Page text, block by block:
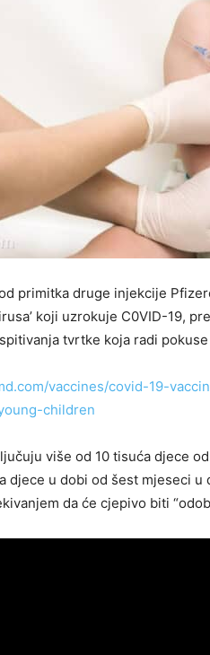
primitka druge injekcije
koji uzrokuje C0VID-19,
tvrtke koja radi
vaccines/covid-19-
children
više od 10 tisuća djece
djece u dobi od šest mjeseci
da će cjepivo biti